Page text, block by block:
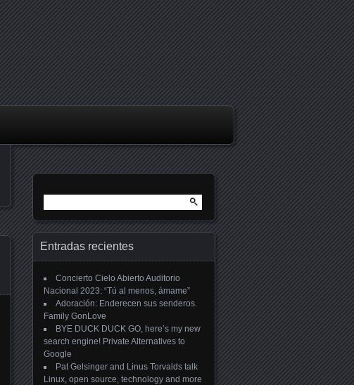
Entradas recientes
Concierto Cielo Abierto Auditorio
Nacional 2023: “Tú al menos, ámame”
Adoración: Enderecen sus senderos.
Family GonLove
BYE DUCK DUCK GO, here’s my new
search engine! Private Alternatives to
Google
Pat Gelsinger and Linus Torvalds talk
Linux, open source, technology and more